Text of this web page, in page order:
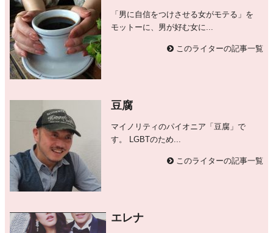
「男に自信をつけさせる女がモテる」を
モットーに、男が好む女に...
このライターの記事一覧
豆腐
マイノリティのパイオニア「豆腐」で
す。 LGBTのため...
このライターの記事一覧
エレナ